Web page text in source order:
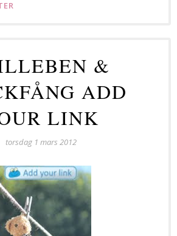
&
ADD
LINK
torsdag 1 mars 2012